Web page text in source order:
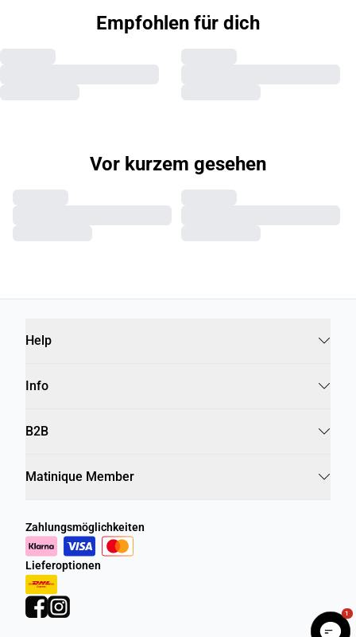
Empfohlen für dich
Vor kurzem gesehen
Help
Info
B2B
Matinique Member
Zahlungsmöglichkeiten
Lieferoptionen
1